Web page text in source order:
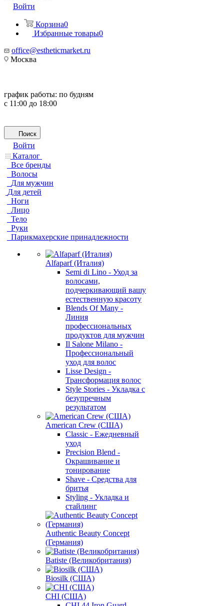
Войти
Корзина0
Избранные товары0
office@estheticmarket.ru
Москва
график работы: по будням
с 11:00 до 18:00
Поиск
Войти
Каталог
Все бренды
Волосы
Для мужчин
Для детей
Ноги
Лицо
Тело
Руки
Парикмахерские принадлежности
Alfaparf (Италия)
Semi di Lino - Уход за
волосами,
подчеркивающий вашу
естественную красоту
Blends Of Many -
Линия
профессиональных
продуктов для мужчин
Il Salone Milano -
Профессиональный
уход для волос
Lisse Design -
Трансформация волос
Style Stories - Укладка с
безупречным
результатом
American Crew (США)
Classic - Ежедневный
уход
Precision Blend -
Окрашивание и
тонирование
Shave - Средства для
бритья
Styling - Укладка и
стайлинг
Authentic Beauty Concept
(Германия)
Batiste (Великобритания)
Biosilk (США)
CHI (США)